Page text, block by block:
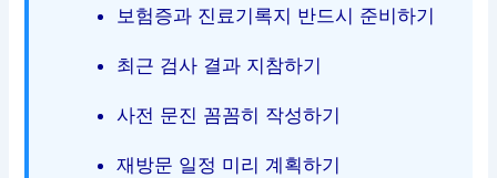
보험증과 진료기록지 반드시 준비하기
최근 검사 결과 지참하기
사전 문진 꼼꼼히 작성하기
재방문 일정 미리 계획하기